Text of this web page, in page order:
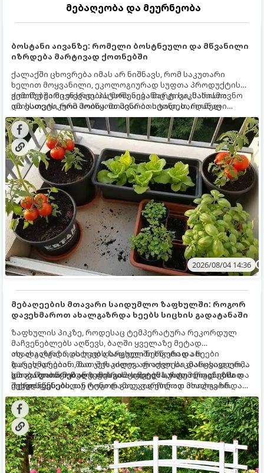
მებაღეობა და მეურნეობა
ბოსტანი აივანზე: რომელი ბოსტნეული და მწვანილი
იზრდება მარტივად ქოთნებში
ქალაქში ცხოვრება იმას არ ნიშნავს, რომ საკუთარი
ხელით მოყვანილი, ეკოლოგიურად სუფთა პროდუქტის
გემოზე უარი თქვათ. პატარა აივანიც კი საკმარისია
იმისათვის, რომ მოიწყოთ მინი-ბოსტანი, საიდანაც
ყოველდღიურად ახალ, არომატულ მწვანილსა და
ბოსტნეულს მოკრეფთ.
ქოთნებში მცენარეების მოშენება მარტივი, სასიამოვნო
და ესთეტიკური ჰობია. მთავარია იცოდეთ, რომელი
კულტურები ეგუებიან ქოთნის პირობებს ყველაზე კარგად
და როგორ მოუაროთ მათ სწორად.
2026/08/04 14:36
მებაღეების მთავარი საიდუმლო ზაფხულში: როგორ
დავეხმაროთ ახალგაზრდა ხეებს სიცხის გადატანაში
ზაფხულის პიკზე, როდესაც ტემპერატურა რეკორდულ
მაჩვენებლებს აღწევს, ბაღში ყველაზე მეტად
ახალგაზრდა, ახლად დარგული ნერგები და ხეები
ზარალდებიან. მათ ჯერ კიდევ არ აქვთ საკმარისად ღრმა
და განვითარებული ფესვთა სისტემა, რათა ნიადაგის
ქვედა ფენებიდან ტენი დამოუკიდებლად მოიპოვონ.
თუ ახალგაზრდა ხეებს ზაფხულში სწორად არ
დავეხმარებით, მათ შესაძლოა ფოთლები დასცვივდეთ,
ხმობა დაიწყონ ან ზამთრის ყინვებს სუსტი ორგანიზმით
შეხვდნენ.
გთავაზობთ მებაღეების გამოცდილ საიდუმლოებებსა და
ოქროს წესებს, თუ როგორ გადავარჩინოთ ახალგაზრდა
ხეები ზაფხულის სიცხეში: